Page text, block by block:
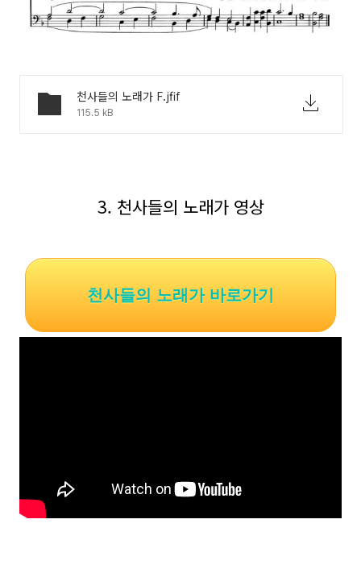
천사들의 노래가 F.jfif
115.5 kB
3. 천사들의 노래가 영상
천사들의 노래가 바로가기